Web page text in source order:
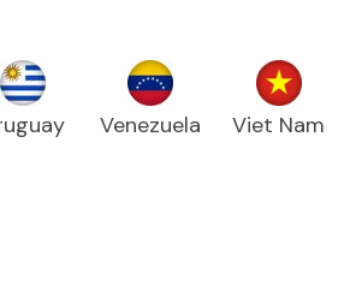
Venezuela Viet Nam